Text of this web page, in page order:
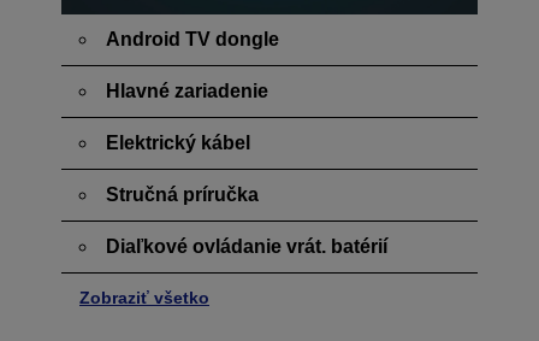
Android TV dongle
Hlavné zariadenie
Elektrický kábel
Stručná príručka
Diaľkové ovládanie vrát. batérií
Zobraziť všetko